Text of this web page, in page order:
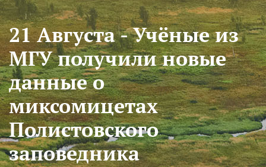
21 Августа - Учёные из
МГУ получили новые
данные о
миксомицетах
Полистовского
заповедника